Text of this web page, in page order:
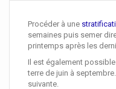
Procéder à une
semaines puis semer
printemps après les
Il est également
terre de juin à
suivante.